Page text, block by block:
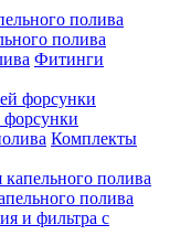
полива
Фитинги
Комплекты
полива